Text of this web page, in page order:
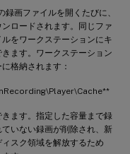
画ファイルを開くたびに、
ロードされます。同じファ
をワークステーションにキ
ます。ワークステーション
格納されます：
ます。指定した容量まで録
いない録画が削除され、新
スク領域を解放するため